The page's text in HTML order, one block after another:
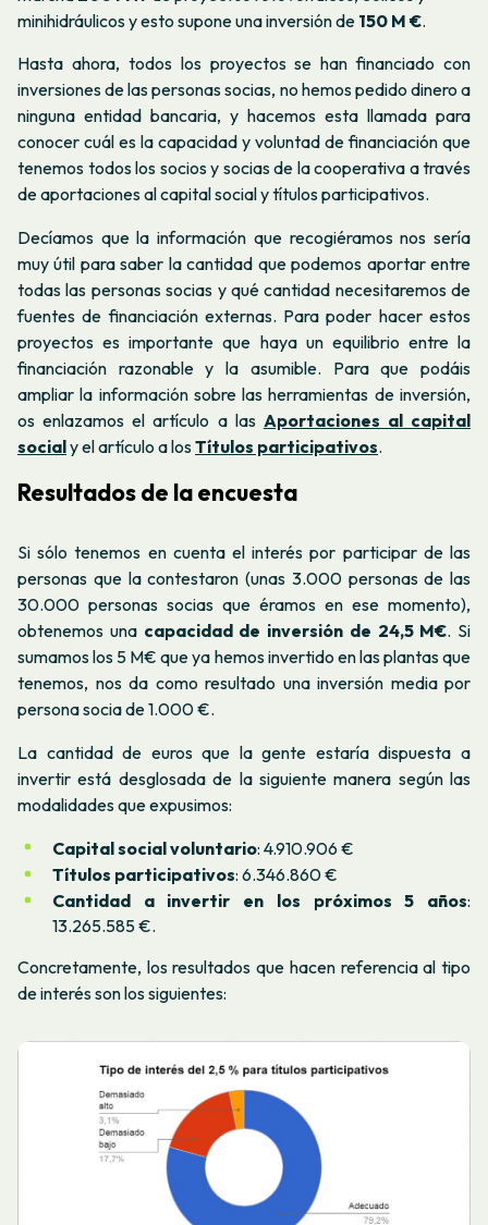
minihidráulicos y esto supone una inversión de 150 M €.
Hasta ahora, todos los proyectos se han financiado con
inversiones de las personas socias, no hemos pedido dinero a
ninguna entidad bancaria, y hacemos esta llamada para
conocer cuál es la capacidad y voluntad de financiación que
tenemos todos los socios y socias de la cooperativa a través
de aportaciones al capital social y títulos participativos.
Decíamos que la información que recogiéramos nos sería
muy útil para saber la cantidad que podemos aportar entre
todas las personas socias y qué cantidad necesitaremos de
fuentes de financiación externas. Para poder hacer estos
proyectos es importante que haya un equilibrio entre la
financiación razonable y la asumible.
Para que podáis
ampliar la información sobre las herramientas de inversión,
os enlazamos el artículo a las Aportaciones al capital
socialy el artículo a losTítulos participativos.
Resultados de la encuesta
Si sólo tenemos en cuenta el interés por participar de las
personas que la contestaron (unas 3.000 personas de las
30.000 personas socias que éramos en ese momento),
obtenemos una capacidad de inversión de 24,5 M€. Si
sumamos los 5 M€ que ya hemos invertido en las plantas que
tenemos, nos da como resultado una inversión media por
persona socia de 1.000 €.
La cantidad de euros que la gente estaría dispuesta a
invertir está desglosada de la siguiente manera según las
modalidades que expusimos:
Capital social voluntario: 4.910.906 €
Títulos participativos: 6.346.860 €
Cantidad a invertir en los próximos 5 años:
13.265.585 €.
Concretamente, los resultados que hacen referencia al tipo
de interés son los siguientes: